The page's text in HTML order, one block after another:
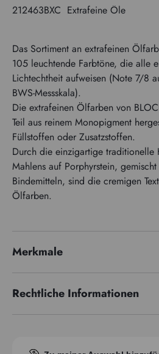
212463BXC Extrafeine Öle
Das Sortiment an extrafeinen
105 leuchtende Farbtöne, die alle
Lichtechtheit aufweisen (Note 7/8
BWS-Messskala).
Die extrafeinen Ölfarben von
Teil aus reinem Monopigment
Füllstoffen oder Zusatzstoffen.
Durch die einzigartige traditionelle
Mahlens auf Porphyrstein,
Bindemitteln, sind die cremigen
Ölfarben.
Merkmale
Preisserie
Rechtliche Informationen
H410: Sehr giftig für